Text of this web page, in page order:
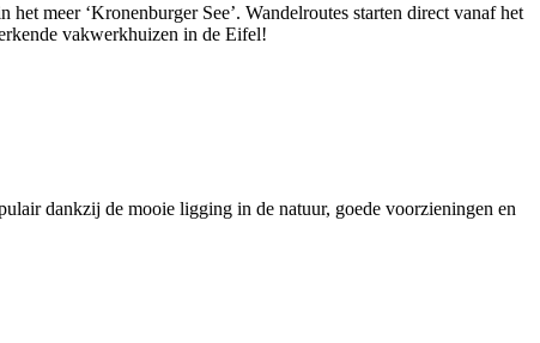
meer ‘Kronenburger See’. Wandelroutes starten direct vanaf het
vakwerkhuizen in de Eifel!
dankzij de mooie ligging in de natuur, goede voorzieningen en